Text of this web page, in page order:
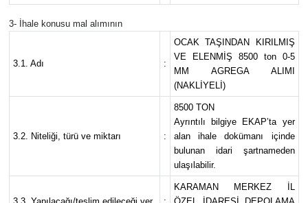
3- İhale konusu mal alımının
3.1. Adı :
OCAK TAŞINDAN KIRILMIŞ
VE ELENMİŞ 8500 ton 0-5
MM AGREGA ALIMI
(NAKLİYELİ)
3.2. Niteliği, türü ve miktarı :
8500 TON
Ayrıntılı bilgiye EKAP’ta yer
alan ihale dokümanı içinde
bulunan idari şartnameden
ulaşılabilir.
KARAMAN MERKEZ İL